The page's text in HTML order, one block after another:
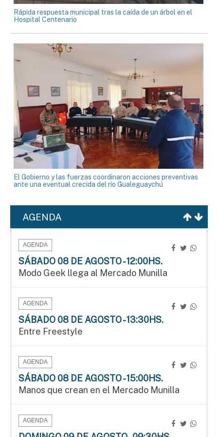
Rápida respuesta municipal tras la caída de un árbol en el
Hospital Centenario
El Gobierno y las fuerzas coordinaron acciones preventivas
ante una eventual crecida del río Gualeguaychú
AGENDA
AGENDA
SÁBADO 08 DE AGOSTO - 12:00HS.
Modo Geek llega al Mercado Munilla
AGENDA
SÁBADO 08 DE AGOSTO - 13:30HS.
Entre Freestyle
AGENDA
SÁBADO 08 DE AGOSTO - 15:00HS.
Manos que crean en el Mercado Munilla
AGENDA